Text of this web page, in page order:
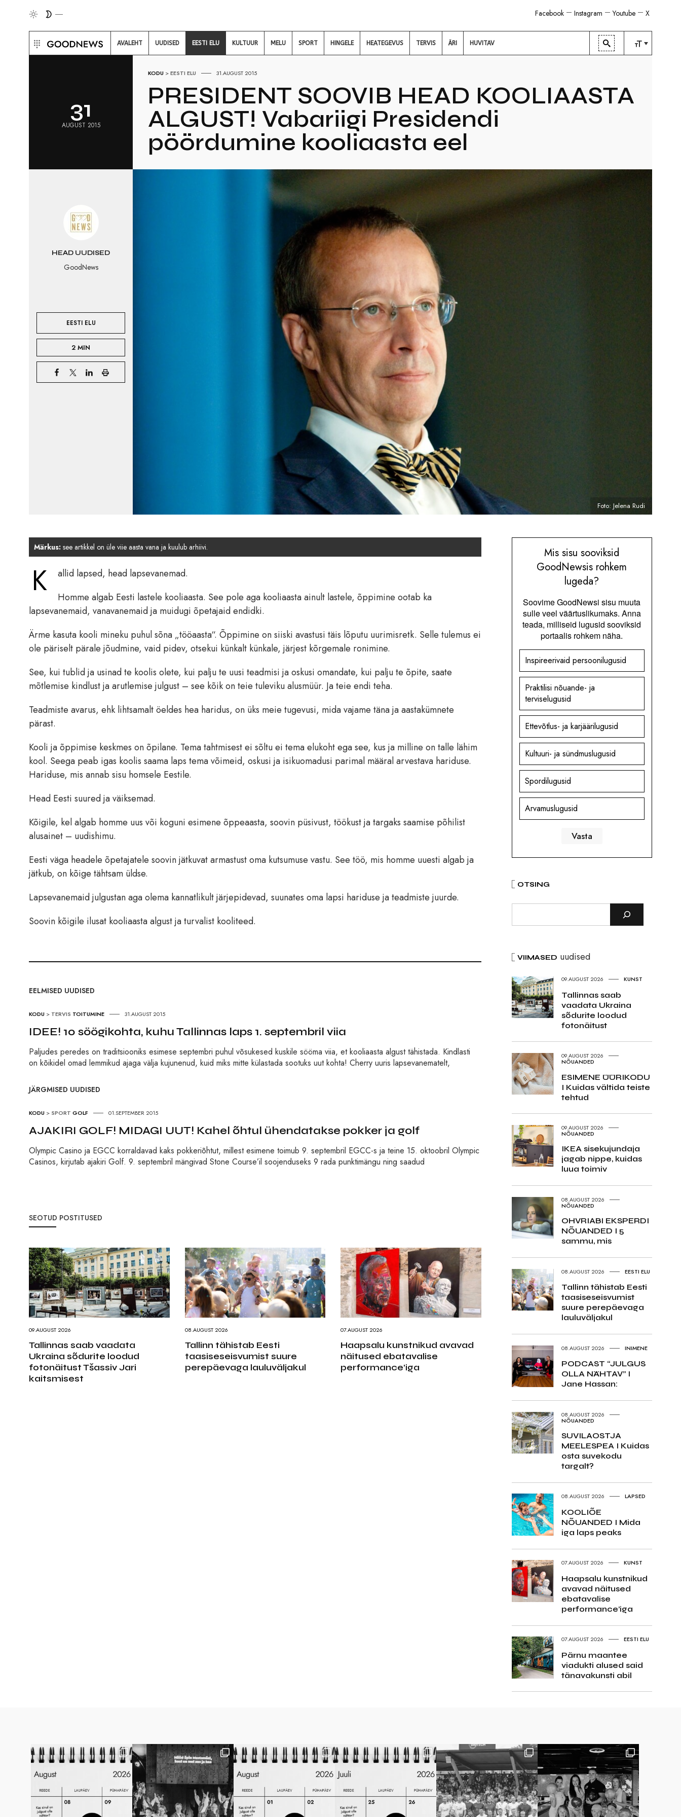
X
Youtube
Instagram
Facebook
AVALEHT UUDISED EESTI ELU KULTUUR MELU SPORT HINGELE HEATEGEVUS TERVIS ÄRI HUVITAV
31
AUGUST 2015
KODU >EESTI ELU 31.AUGUST 2015
PRESIDENT SOOVIB HEAD KOOLIAASTA
ALGUST! Vabariigi Presidendi
pöördumine kooliaasta eel
HEAD UUDISED
GoodNews
EESTI ELU
2 MIN
Foto: Jelena Rudi
Märkus: see artikkel on üle viie aasta vana ja kuulub arhiivi.
K
allid lapsed, head lapsevanemad.
Homme algab Eesti lastele kooliaasta. See pole aga kooliaasta ainult lastele, õppimine ootab ka
lapsevanemaid, vanavanemaid ja muidugi õpetajaid endidki.
Ärme kasuta kooli mineku puhul sõna „tööaasta“. Õppimine on siiski avastusi täis lõputu uurimisretk. Selle tulemus ei
ole päriselt pärale jõudmine, vaid pidev, otsekui künkalt künkale, järjest kõrgemale ronimine.
See, kui tublid ja usinad te koolis olete, kui palju te uusi teadmisi ja oskusi omandate, kui palju te õpite, saate
mõtlemise kindlust ja arutlemise julgust – see kõik on teie tuleviku alusmüür. Ja teie endi teha.
Teadmiste avarus, ehk lihtsamalt öeldes hea haridus, on üks meie tugevusi, mida vajame täna ja aastakümnete
pärast.
Kooli ja õppimise keskmes on õpilane. Tema tahtmisest ei sõltu ei tema elukoht ega see, kus ja milline on talle lähim
kool. Seega peab igas koolis saama laps tema võimeid, oskusi ja isikuomadusi parimal määral arvestava hariduse.
Hariduse, mis annab sisu homsele Eestile.
Head Eesti suured ja väiksemad.
Kõigile, kel algab homme uus või koguni esimene õppeaasta, soovin püsivust, töökust ja targaks saamise põhilist
alusainet – uudishimu.
Eesti väga headele õpetajatele soovin jätkuvat armastust oma kutsumuse vastu. See töö, mis homme uuesti algab ja
jätkub, on kõige tähtsam üldse.
Lapsevanemaid julgustan aga olema kannatlikult järjepidevad, suunates oma lapsi hariduse ja teadmiste juurde.
Soovin kõigile ilusat kooliaasta algust ja turvalist kooliteed.
EELMISED UUDISED
KODU > TERVIS TOITUMINE 31.AUGUST 2015
IDEE! 10 söögikohta, kuhu Tallinnas laps 1. septembril viia
Paljudes peredes on traditsiooniks esimese septembri puhul võsukesed kuskile sööma viia, et kooliaasta algust tähistada. Kindlasti
on kõikidel omad lemmikud ajaga välja kujunenud, kuid miks mitte külastada sootuks uut kohta! Cherry uuris lapsevanematelt,
JÄRGMISED UUDISED
KODU > SPORT GOLF 01.SEPTEMBER 2015
AJAKIRI GOLF! MIDAGI UUT! Kahel õhtul ühendatakse pokker ja golf
Olympic Casino ja EGCC korraldavad kaks pokkeriõhtut, millest esimene toimub 9. septembril EGCC-s ja teine 15. oktoobril Olympic
Casinos, kirjutab ajakiri Golf. 9. septembril mängivad Stone Course’il soojenduseks 9 rada punktimängu ning saadud
SEOTUD POSTITUSED
09.AUGUST 2026
Tallinnas saab vaadata
Ukraina sõdurite loodud
fotonäitust Tšassiv Jari
kaitsmisest
08.AUGUST 2026
Tallinn tähistab Eesti
taasiseseisvumist suure
perepäevaga lauluväljakul
07.AUGUST 2026
Haapsalu kunstnikud avavad
näitused ebatavalise
performance’iga
Mis sisu sooviksid
GoodNewsis rohkem
lugeda?
Soovime GoodNewsi sisu muuta
sulle veel väärtuslikumaks. Anna
teada, milliseid lugusid sooviksid
portaalis rohkem näha.
Inspireerivaid persoonilugusid
Praktilisi nõuande- ja
terviselugusid
Ettevõtlus- ja karjäärilugusid
Kultuuri- ja sündmuslugusid
Spordilugusid
Arvamuslugusid
OTSING
VIIMASED uudised
09.AUGUST 2026 KUNST
Tallinnas saab
vaadata Ukraina
sõdurite loodud
fotonäitust
09.AUGUST 2026
NÕUANDED
ESIMENE ÜÜRIKODU
I Kuidas vältida teiste
tehtud
09.AUGUST 2026
NÕUANDED
IKEA sisekujundaja
jagab nippe, kuidas
luua toimiv
08.AUGUST 2026
NÕUANDED
OHVRIABI EKSPERDI
NÕUANDED I 5
sammu, mis
08.AUGUST 2026 EESTI ELU
Tallinn tähistab Eesti
taasiseseisvumist
suure perepäevaga
lauluväljakul
08.AUGUST 2026 INIMENE
PODCAST “JULGUS
OLLA NÄHTAV” I
Jane Hassan:
08.AUGUST 2026
NÕUANDED
SUVILAOSTJA
MEELESPEA I Kuidas
osta suvekodu
targalt?
08.AUGUST 2026 LAPSED
KOOLIÕE
NÕUANDED I Mida
iga laps peaks
07.AUGUST 2026 KUNST
Haapsalu kunstnikud
avavad näitused
ebatavalise
performance’iga
07.AUGUST 2026 EESTI ELU
Pärnu maantee
viadukti alused said
tänavakunsti abil